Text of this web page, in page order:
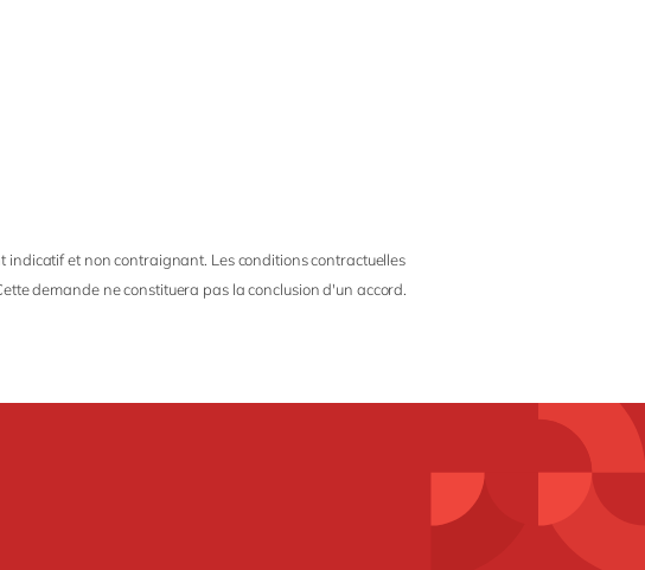
indicatif et non contraignant. Les conditions contractuelles
demande ne constituera pas la conclusion d'un accord.